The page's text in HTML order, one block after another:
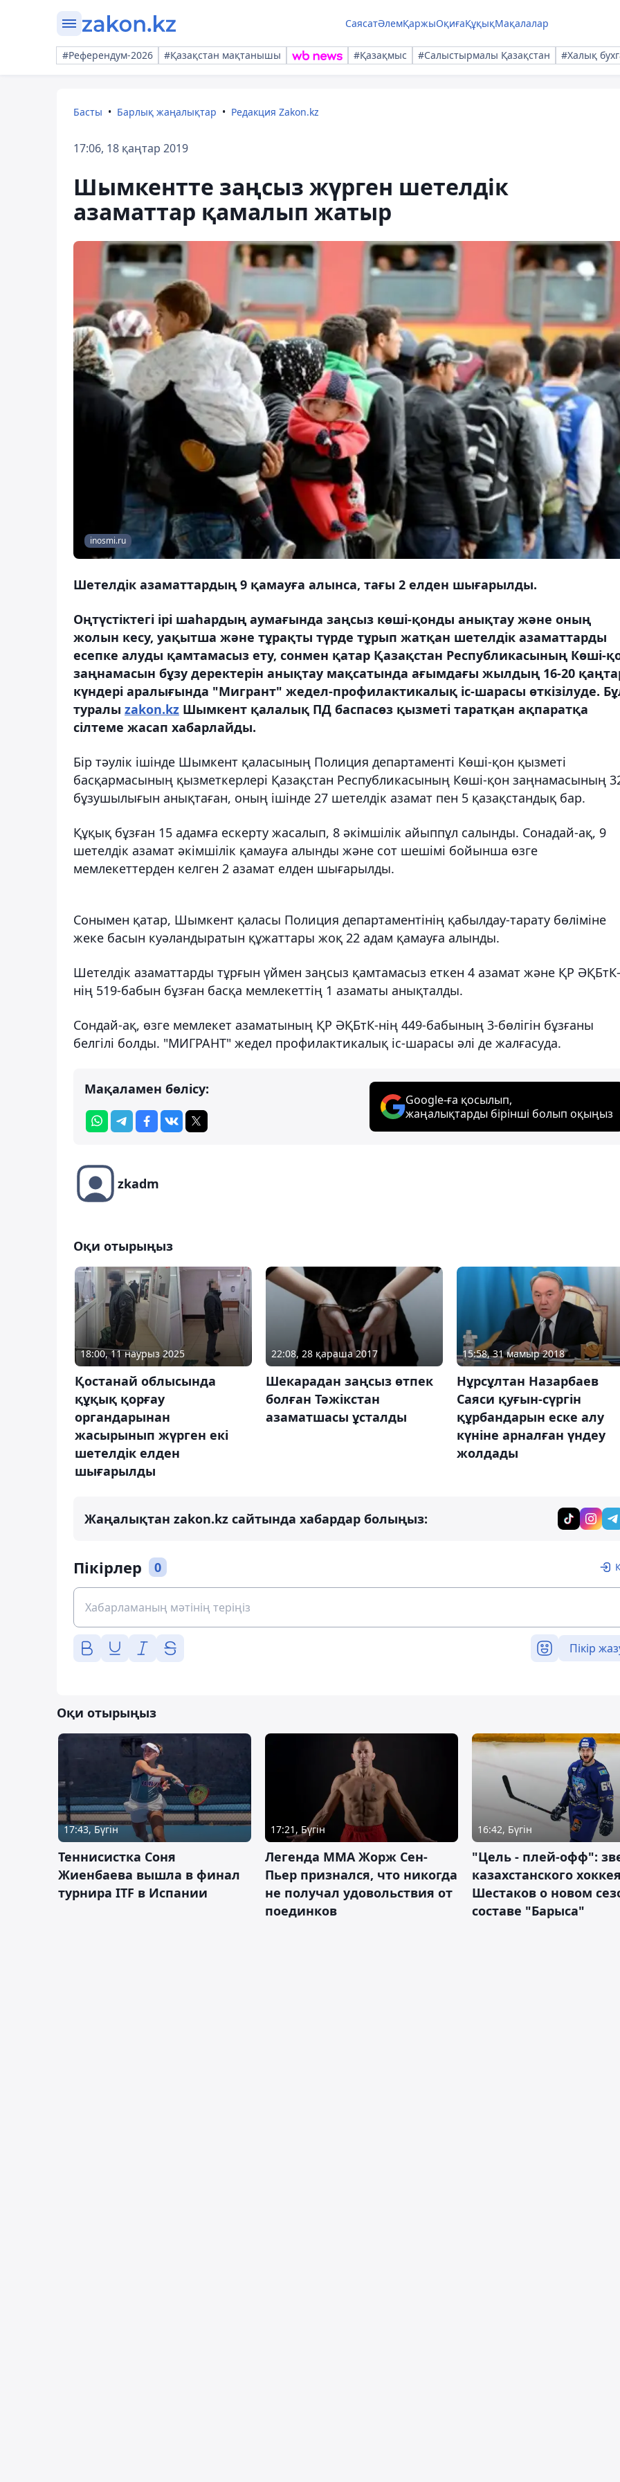
СаясатӘлемҚаржыОқиғаҚұқықМақалалар
#Референдум-2026 #Қазақстан мақтанышы #Қазақмыс #Салыстырмалы Қазақстан #Халық
Басты Барлық жаңалықтар Редакция Zakon.kz
17:06, 18 қаңтар 2019
Шымкентте заңсыз жүрген шетелдік
азаматтар қамалып жатыр
inosmi.ru
Шетелдік азаматтардың 9 қамауға алынса, тағы 2 елден шығарылды.
Оңтүстіктегі ірі шаһардың аумағында заңсыз көші-қонды анықтау және оның
жолын кесу, уақытша және тұрақты түрде тұрып жатқан шетелдік азаматтарды
есепке алуды қамтамасыз ету, сонмен қатар Қазақстан Республикасының Көші-
заңнамасын бұзу деректерін анықтау мақсатында ағымдағы жылдың 16-20
күндері аралығында "Мигрант" жедел-профилактикалық іс-шарасы өткізілуде.
туралы zakon.kz Шымкент қалалық ПД баспасөз қызметі таратқан ақпаратқа
сілтеме жасап хабарлайды.
Бір тәулік ішінде Шымкент қаласының Полиция департаменті Көші-қон қызметі
басқармасының қызметкерлері Қазақстан Республикасының Көші-қон заңнамасының
бұзушылығын анықтаған, оның ішінде 27 шетелдік азамат пен 5 қазақстандық бар.
Құқық бұзған 15 адамға ескерту жасалып, 8 әкімшілік айыппұл салынды. Сонадай-ақ, 9
шетелдік азамат әкімшілік қамауға алынды және сот шешімі бойынша өзге
мемлекеттерден келген 2 азамат елден шығарылды.
Сонымен қатар, Шымкент қаласы Полиция департаментінің қабылдау-тарату бөліміне
жеке басын куәландыратын құжаттары жоқ 22 адам қамауға алынды.
Шетелдік азаматтарды тұрғын үймен заңсыз қамтамасыз еткен 4 азамат және ҚР ӘҚБтК-
нің 519-бабын бұзған басқа мемлекеттің 1 азаматы анықталды.
Сондай-ақ, өзге мемлекет азаматының ҚР ӘҚБтК-нің 449-бабының 3-бөлігін бұзғаны
белгілі болды. "МИГРАНТ" жедел профилактикалық іс-шарасы әлі де жалғасуда.
Мақаламен бөлісу:
Google-ға қосылып,
жаңалықтарды бірінші болып оқыңыз
zkadm
Оқи отырыңыз
18:00, 11 наурыз 2025
Қостанай облысында
құқық қорғау
органдарынан
жасырынып жүрген екі
шетелдік елден
шығарылды
22:08, 28 қараша 2017
Шекарадан заңсыз өтпек
болған Тәжікстан
азаматшасы ұсталды
15:58, 31 мамыр 2018
Нұрсұлтан Назарбаев
Саяси қуғын-сүргін
құрбандарын еске алу
күніне арналған үндеу
жолдады
Жаңалықтан zakon.kz сайтында хабардар болыңыз:
Пікірлер 0
Пікір
Оқи отырыңыз
17:43, Бүгін
Теннисистка Соня
Жиенбаева вышла в финал
турнира ITF в Испании
17:21, Бүгін
Легенда ММА Жорж Сен-
Пьер признался, что никогда
не получал удовольствия от
поединков
16:42, Бүгін
"Цель - плей-офф":
казахстанского
Шестаков о новом
составе "Барыса"